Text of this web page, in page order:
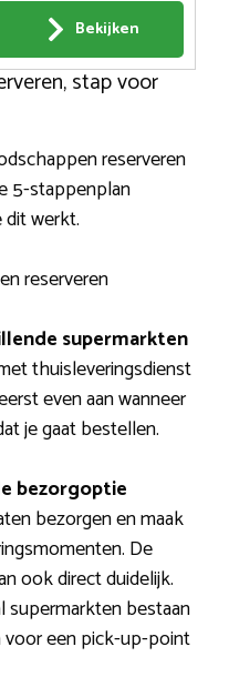
Bekijken
stap voor
reserveren
5-stappenplan
werkt.
reserveren
supermarkten
thuisleveringsdienst
even aan wanneer
je gaat bestellen.
bezorgoptie
bezorgen en maak
De
ook direct duidelijk.
supermarkten bestaan
een pick-up-point